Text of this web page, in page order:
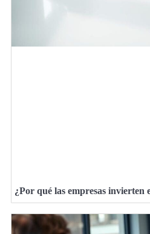
¿Por qué las empresas invierten